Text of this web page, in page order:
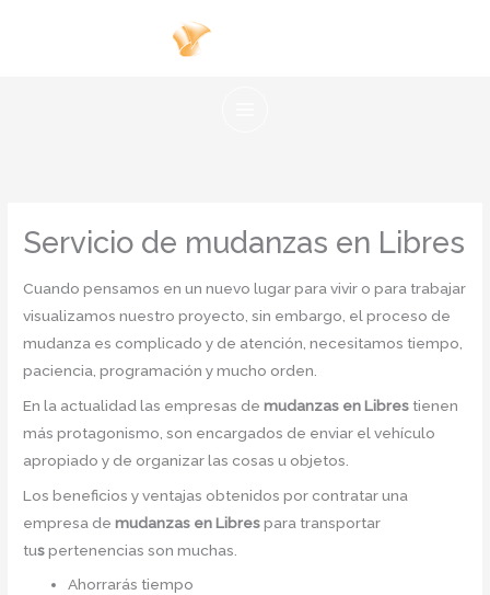
Servicio de mudanzas en Libres
Cuando pensamos en un nuevo lugar para vivir o para trabajar
visualizamos nuestro proyecto, sin embargo, el proceso de
mudanza es complicado y de atención, necesitamos tiempo,
paciencia, programación y mucho orden.
En la actualidad las empresas demudanzas en Libres tienen
más protagonismo, son encargados de enviar el vehículo
apropiado y de organizar las cosas u objetos.
Los beneficios y ventajas obtenidos por contratar una
empresa demudanzas en Librespara transportar
tuspertenencias son muchas.
Ahorrarás tiempo